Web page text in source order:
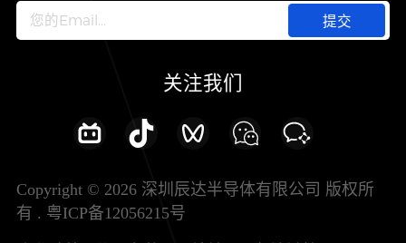
提交
关注我们
Copyright © 2026 深圳辰达半导体有限公司 版权所
有 . 粤ICP备12056215号